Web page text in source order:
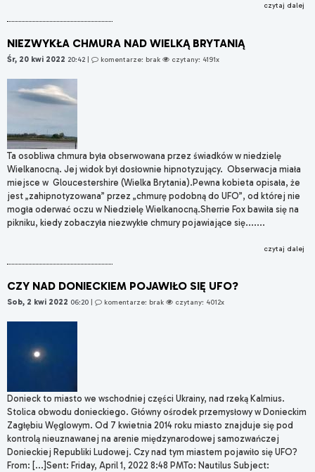
czytaj dalej
NIEZWYKŁA CHMURA NAD WIELKĄ BRYTANIĄ
Śr, 20 kwi 2022 20:42 | komentarze: brak czytany: 4191x
Ta osobliwa chmura była obserwowana przez świadków w niedzielę
Wielkanocną. Jej widok był dosłownie hipnotyzujący. Obserwacja miała
miejsce w Gloucestershire (Wielka Brytania).Pewna kobieta opisała, że ​​
jest „zahipnotyzowana” przez „chmurę podobną do UFO”, od której nie
mogła oderwać oczu w Niedzielę Wielkanocną.Sherrie Fox bawiła się na
pikniku, kiedy zobaczyła niezwykłe chmury pojawiające się.......
czytaj dalej
CZY NAD DONIECKIEM POJAWIŁO SIĘ UFO?
Sob, 2 kwi 2022 06:20 | komentarze: brak czytany: 4012x
Donieck to miasto we wschodniej części Ukrainy, nad rzeką Kalmius.
Stolica obwodu donieckiego. Główny ośrodek przemysłowy w Donieckim
Zagłębiu Węglowym. Od 7 kwietnia 2014 roku miasto znajduje się pod
kontrolą nieuznawanej na arenie międzynarodowej samozwańczej
Donieckiej Republiki Ludowej. Czy nad tym miastem pojawiło się UFO?
From: [...]Sent: Friday, April 1, 2022 8:48 PMTo: Nautilus Subject: